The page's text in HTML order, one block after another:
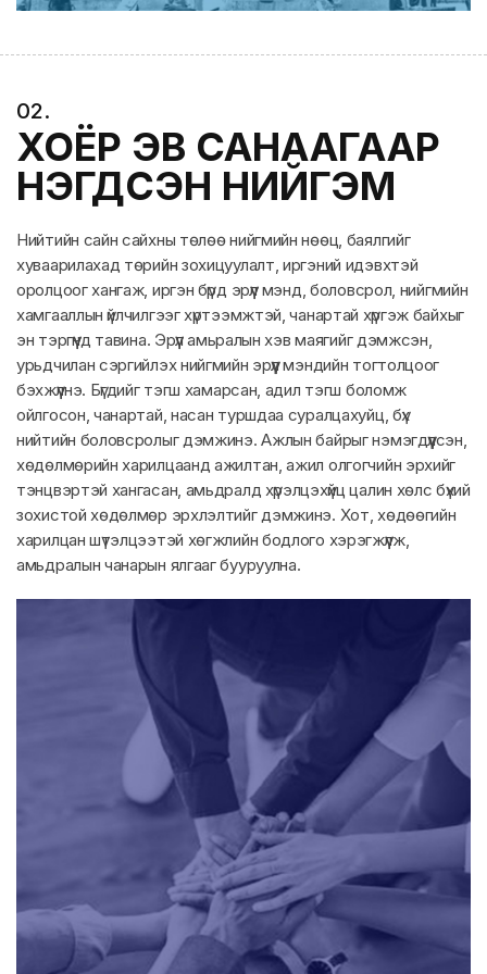
02.
ХОЁР ЭВ САНААГААР
НЭГДСЭН НИЙГЭМ
Нийтийн сайн сайхны төлөө нийгмийн нөөц, баялгийг
хуваарилахад төрийн зохицуулалт, иргэний идэвхтэй
оролцоог хангаж, иргэн бүрд эрүүл мэнд, боловсрол, нийгмийн
хамгааллын үйлчилгээг хүртээмжтэй, чанартай хүргэж байхыг
эн тэргүүнд тавина. Эрүүл амьралын хэв маягийг дэмжсэн,
урьдчилан сэргийлэх нийгмийн эрүүл мэндийн тогтолцоог
бэхжүүлнэ. Бүгдийг тэгш хамарсан, адил тэгш боломж
ойлгосон, чанартай, насан туршдаа суралцахуйц, бүх
нийтийн боловсролыг дэмжинэ. Ажлын байрыг нэмэгдүүлсэн,
хөдөлмөрийн харилцаанд ажилтан, ажил олгогчийн эрхийг
тэнцвэртэй хангасан, амьдралд хүрэлцэхүйц цалин хөлс бүхий
зохистой хөдөлмөр эрхлэлтийг дэмжинэ. Хот, хөдөөгийн
харилцан шүтэлцээтэй хөгжлийн бодлого хэрэгжүүлж,
амьдралын чанарын ялгааг бууруулна.